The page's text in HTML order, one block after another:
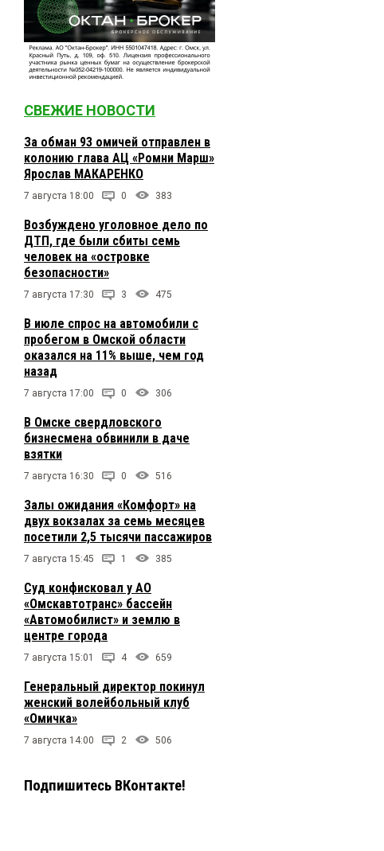
СВЕЖИЕ НОВОСТИ
За обман 93 омичей отправлен в
колонию глава АЦ «Ромни Марш»
Ярослав МАКАРЕНКО
7 августа 18:00 0 383
Возбуждено уголовное дело по
ДТП, где были сбиты семь
человек на «островке
безопасности»
7 августа 17:30 3 475
В июле спрос на автомобили с
пробегом в Омской области
оказался на 11% выше, чем год
назад
7 августа 17:00 0 306
В Омске свердловского
бизнесмена обвинили в даче
взятки
7 августа 16:30 0 516
Залы ожидания «Комфорт» на
двух вокзалах за семь месяцев
посетили 2,5 тысячи пассажиров
7 августа 15:45 1 385
Суд конфисковал у АО
«Омскавтотранс» бассейн
«Автомобилист» и землю в
центре города
7 августа 15:01 4 659
Генеральный директор покинул
женский волейбольный клуб
«Омичка»
7 августа 14:00 2 506
Подпишитесь ВКонтакте!